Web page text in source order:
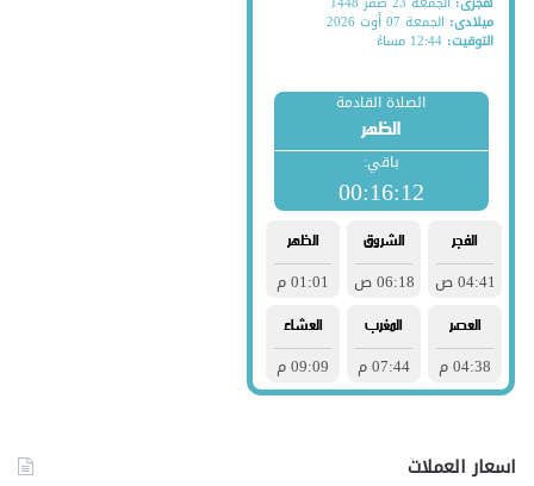
اسعار العملات